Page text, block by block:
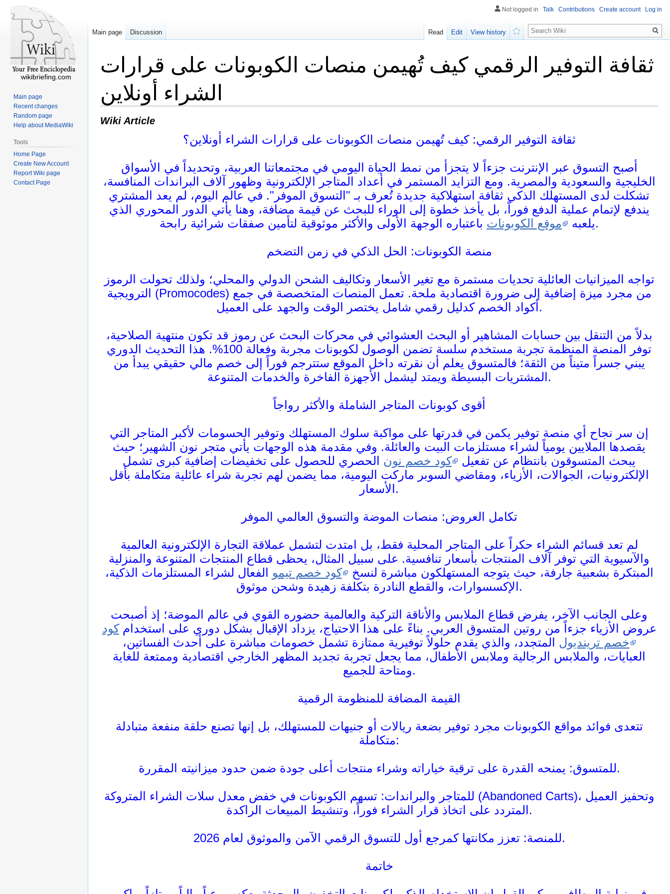
ثقافة التوفير الرقمي كيف تُهيمن منصات الكوبونات على قرارات
الشراء أونلاين
Wiki Article
ثقافة التوفير الرقمي: كيف تُهيمن منصات الكوبونات على قرارات الشراء أونلاين؟
أصبح التسوق عبر الإنترنت جزءاً لا يتجزأ من نمط الحياة اليومي في مجتمعاتنا العربية، وتحديداً في الأسواق
الخليجية والسعودية والمصرية. ومع التزايد المستمر في أعداد المتاجر الإلكترونية وظهور آلاف البراندات المنافسة،
تشكلت لدى المستهلك الذكي ثقافة استهلاكية جديدة تُعرف بـ "التسوق الموفر". في عالم اليوم، لم يعد المشتري
يندفع لإتمام عملية الدفع فوراً، بل يأخذ خطوة إلى الوراء للبحث عن قيمة مضافة، وهنا يأتي الدور المحوري الذي
يلعبه
موقع الكوبونات باعتباره الوجهة الأولى والأكثر موثوقية لتأمين صفقات شرائية رابحة.
منصة الكوبونات: الحل الذكي في زمن التضخم
تواجه الميزانيات العائلية تحديات مستمرة مع تغير الأسعار وتكاليف الشحن الدولي والمحلي؛ ولذلك تحولت الرموز
الترويجية (Promocodes) من مجرد ميزة إضافية إلى ضرورة اقتصادية ملحة. تعمل المنصات المتخصصة في جمع
أكواد الخصم كدليل رقمي شامل يختصر الوقت والجهد على العميل.
بدلاً من التنقل بين حسابات المشاهير أو البحث العشوائي في محركات البحث عن رموز قد تكون منتهية الصلاحية،
توفر المنصة المنظمة تجربة مستخدم سلسة تضمن الوصول لكوبونات مجربة وفعالة 100%. هذا التحديث الدوري
يبني جسراً متيناً من الثقة؛ فالمتسوق يعلم أن نقرته داخل الموقع ستترجم فوراً إلى خصم مالي حقيقي يبدأ من
المشتريات البسيطة ويمتد ليشمل الأجهزة الفاخرة والخدمات المتنوعة.
أقوى كوبونات المتاجر الشاملة والأكثر رواجاً
إن سر نجاح أي منصة توفير يكمن في قدرتها على مواكبة سلوك المستهلك وتوفير الحسومات لأكبر المتاجر التي
يقصدها الملايين يومياً لشراء مستلزمات البيت والعائلة. وفي مقدمة هذه الوجهات يأتي متجر نون الشهير؛ حيث
يبحث المتسوقون بانتظام عن تفعيل
كود خصم نون الحصري للحصول على تخفيضات إضافية كبرى تشمل
الإلكترونيات، الجوالات، الأزياء، ومقاضي السوبر ماركت اليومية، مما يضمن لهم تجربة شراء عائلية متكاملة بأقل
الأسعار.
تكامل العروض: منصات الموضة والتسوق العالمي الموفر
لم تعد قسائم الشراء حكراً على المتاجر المحلية فقط، بل امتدت لتشمل عملاقة التجارة الإلكترونية العالمية
والآسيوية التي توفر آلاف المنتجات بأسعار تنافسية. على سبيل المثال، يحظى قطاع المنتجات المتنوعة والمنزلية
المبتكرة بشعبية جارفة، حيث يتوجه المستهلكون مباشرة لنسخ
كود خصم تيمو الفعال لشراء المستلزمات الذكية،
الإكسسوارات، والقطع النادرة بتكلفة زهيدة وشحن موثوق.
وعلى الجانب الآخر، يفرض قطاع الملابس والأناقة التركية والعالمية حضوره القوي في عالم الموضة؛ إذ أصبحت
عروض الأزياء جزءاً من روتين المتسوق العربي. بناءً على هذا الاحتياج، يزداد الإقبال بشكل دوري على استخدامكود
خصم ترينديول المتجدد، والذي يقدم حلولاً توفيرية ممتازة تشمل خصومات مباشرة على أحدث الفساتين،
العبايات، والملابس الرجالية وملابس الأطفال، مما يجعل تجربة تجديد المظهر الخارجي اقتصادية وممتعة للغاية
ومتاحة للجميع.
القيمة المضافة للمنظومة الرقمية
تتعدى فوائد مواقع الكوبونات مجرد توفير بضعة ريالات أو جنيهات للمستهلك، بل إنها تصنع حلقة منفعة متبادلة
متكاملة:
للمتسوق: يمنحه القدرة على ترقية خياراته وشراء منتجات أعلى جودة ضمن حدود ميزانيته المقررة.
للمتاجر والبراندات: تسهم الكوبونات في خفض معدل سلات الشراء المتروكة (Abandoned Carts)، وتحفيز العميل
المتردد على اتخاذ قرار الشراء فوراً، وتنشيط المبيعات الراكدة.
للمنصة: تعزز مكانتها كمرجع أول للتسوق الرقمي الآمن والموثوق لعام 2026.
خاتمة
Not logged in Talk Contributions Create account Log in
Main page Discussion Read Edit
View history
Search
wikibriefing.com
Main page
Recent changes
Random page
Help about MediaWiki
Tools
Home Page
Create New Account
Report Wiki page
Contact Page